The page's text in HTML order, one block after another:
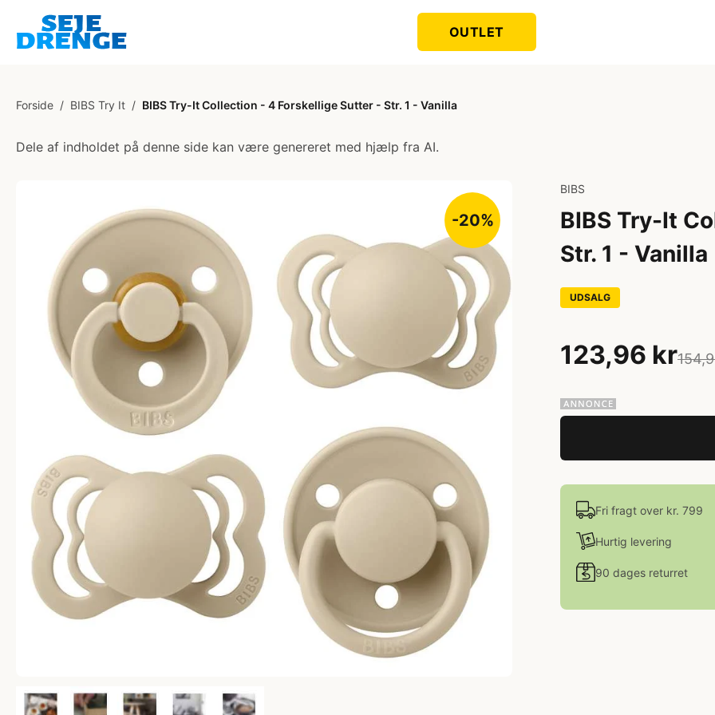
OUTLET
Forside / BIBS Try It / BIBS Try-It Collection - 4 Forskellige Sutter - Str. 1 - Vanilla
Dele af indholdet på denne side kan være genereret med hjælp fra AI.
-20%
BIBS
BIBS Try-It
Str. 1 - Vanilla
UDSALG
123,96 kr
Fri fragt over kr. 799
Hurtig levering
90 dages returret